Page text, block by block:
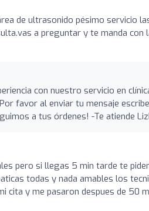
de ultrasonido pésimo servicio
a preguntar y te manda con
con nuestro servicio en
favor al enviar tu mensaje escribe
a tus órdenes! -Te atiende
pero si llegas 5 min tarde te
todas y nada amables los
cita y me pasaron despues de 50